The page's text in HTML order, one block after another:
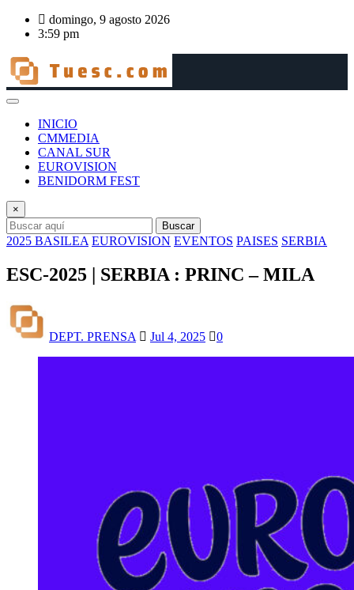
Saltar
domingo, 9 agosto 2026
3:59 pm
INICIO
CMMEDIA
CANAL SUR
EUROVISION
BENIDORM FEST
×
Buscar
2025 BASILEA EUROVISION EVENTOS PAISES SERBIA
ESC-2025 | SERBIA : PRINC – MILA
DEPT. PRENSA Jul 4, 2025 0